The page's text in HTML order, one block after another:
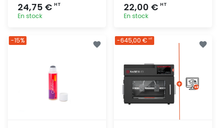
24,75 € HT
En stock
22,00 € HT
En stock
-15% -645,00 € HT